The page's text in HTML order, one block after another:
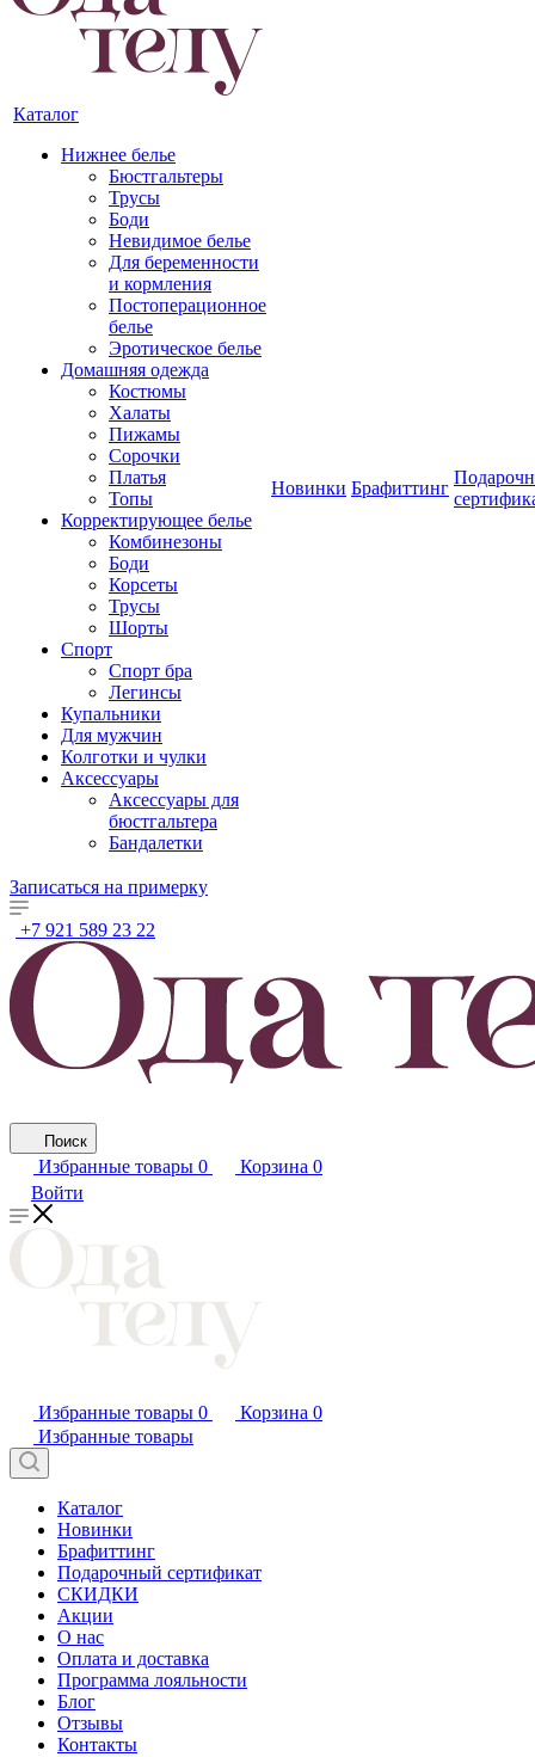
Каталог
Нижнее белье
Бюстгальтеры
Трусы
Боди
Невидимое белье
Для беременности
и кормления
Постоперационное
белье
Эротическое белье
Домашняя одежда
Костюмы
Халаты
Пижамы
Сорочки
Платья
Топы
Корректирующее белье
Комбинезоны
Боди
Корсеты
Трусы
Шорты
Спорт
Спорт бра
Легинсы
Купальники
Для мужчин
Колготки и чулки
Аксессуары
Аксессуары для
бюстгальтера
Бандалетки
Новинки Брафиттинг
Записаться на примерку
+7 921 589 23 22
Поиск
Избранные товары 0 Корзина 0
Войти
Избранные товары 0 Корзина 0
Избранные товары
Каталог
Новинки
Брафиттинг
Подарочный сертификат
СКИДКИ
Акции
О нас
Оплата и доставка
Программа лояльности
Блог
Отзывы
Контакты